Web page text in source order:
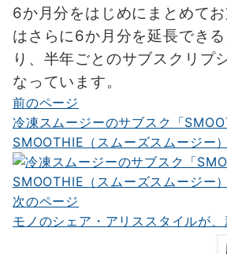
6か月分をはじめにまとめて
はさらに6か月分を延長でき
り、半年ごとのサブスクリプ
なっています。
投
稿
ナ
ビ
ゲ
前のページ
冷凍スムージーのサブスク「
SMOOTHIE（スムーズスムージー）
次のページ
モノのシェア・アリススタイルが